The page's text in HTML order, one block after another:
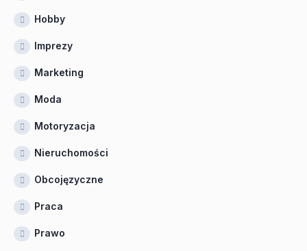
Hobby
Imprezy
Marketing
Moda
Motoryzacja
Nieruchomości
Obcojęzyczne
Praca
Prawo